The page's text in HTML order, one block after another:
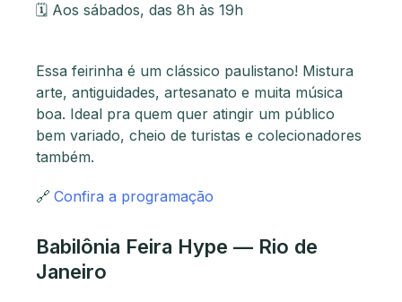
🗓 Aos sábados, das 8h às 19h
Essa feirinha é um clássico paulistano! Mistura
arte, antiguidades, artesanato e muita música
boa. Ideal pra quem quer atingir um público
bem variado, cheio de turistas e colecionadores
também.
🔗 Confira a programação
Babilônia Feira Hype — Rio de
Janeiro